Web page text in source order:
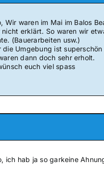
Wir waren im Mai im Balos
nicht erklärt. So waren wir
(Bauerarbeiten usw.)
die Umgebung ist
dann doch sehr erholt.
euch viel spass
ich hab ja so garkeine